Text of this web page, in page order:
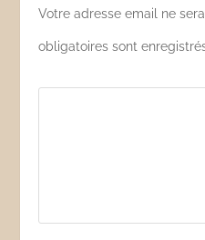
Votre adresse email ne
obligatoires sont